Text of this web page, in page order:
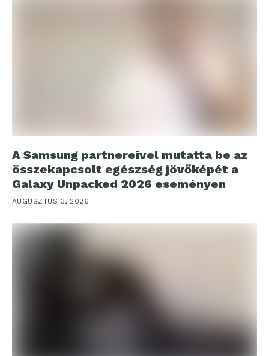
A Samsung partnereivel mutatta be az
összekapcsolt egészség jövőképét a
Galaxy Unpacked 2026 eseményen
AUGUSZTUS 3, 2026